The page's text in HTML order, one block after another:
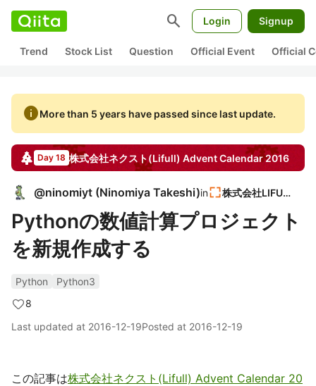
search Login Signup
Trend Stock List Question Official Event Official
infoMore than 5 years have passed since last update.
Day 18 株式会社ネクスト(Lifull) Advent Calendar2016
@ninomiyt (Ninomiya Takeshi)in 株式会社LIFULL
Pythonの数値計算プロジェクト
を新規作成する
Python
Python3
8
Last updated at 2016-12-19Posted at 2016-12-19
この記事は株式会社ネクスト(Lifull) Advent Calendar 20